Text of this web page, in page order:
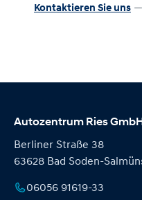
Kontaktieren Sie uns
Autozentrum Ries
Berliner Straße 38
63628 Bad Soden-
06056 91619-33